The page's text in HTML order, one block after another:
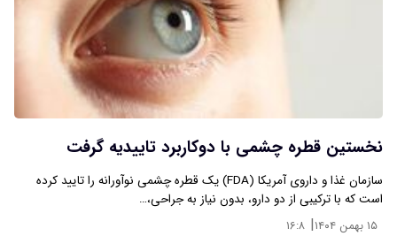
نخستین قطره چشمی با دوکاربرد تاییدیه گرفت
سازمان غذا و داروی آمریکا (FDA) یک قطره چشمی نوآورانه را تایید کرده
است که با ترکیبی از دو دارو، بدون نیاز به جراحی،…
۱۵ بهمن ۱۴۰۴ | ۱۶:۸